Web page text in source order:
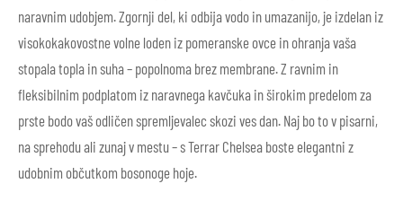
naravnim udobjem. Zgornji del, ki odbija vodo in umazanijo, je izdelan iz
visokokakovostne volne loden iz pomeranske ovce in ohranja vaša
stopala topla in suha – popolnoma brez membrane. Z ravnim in
fleksibilnim podplatom iz naravnega kavčuka in širokim predelom za
prste bodo vaš odličen spremljevalec skozi ves dan. Naj bo to v pisarni,
na sprehodu ali zunaj v mestu – s Terrar Chelsea boste elegantni z
udobnim občutkom bosonoge hoje.